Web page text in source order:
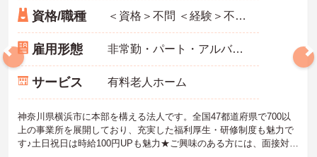
資格/職種 ＜資格＞不問 ＜経験＞不問 ※無資格者:入社半年以内に会社負担で認知症介護基礎研修受講
雇用形態 非常勤・パート・アルバイト
サービス 有料老人ホーム
神奈川県横浜市に本部を構える法人です。全国47都道府県で700以
上の事業所を展開しており、充実した福利厚生・研修制度も魅力で
す♪土日祝日は時給100円UPも魅力★ご興味のある方には、面接対策